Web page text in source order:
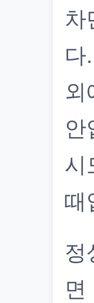
차
다
외
안
시
때
정